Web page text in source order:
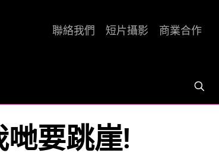
聯絡我們 短片攝影 商業合作
要跳崖!